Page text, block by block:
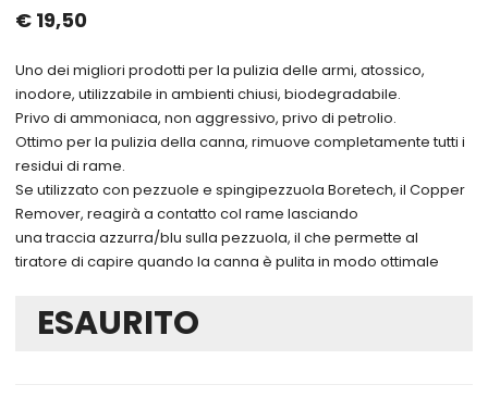
€ 19,50
Uno dei migliori prodotti per la pulizia delle armi, atossico,
inodore, utilizzabile in ambienti chiusi, biodegradabile.
Privo di ammoniaca, non aggressivo, privo di petrolio.
Ottimo per la pulizia della canna, rimuove completamente tutti i
residui di rame.
Se utilizzato con pezzuole e spingipezzuola Boretech, il Copper
Remover, reagirà a contatto col rame lasciando
una traccia azzurra/blu sulla pezzuola, il che permette al
tiratore di capire quando la canna è pulita in modo ottimale
ESAURITO